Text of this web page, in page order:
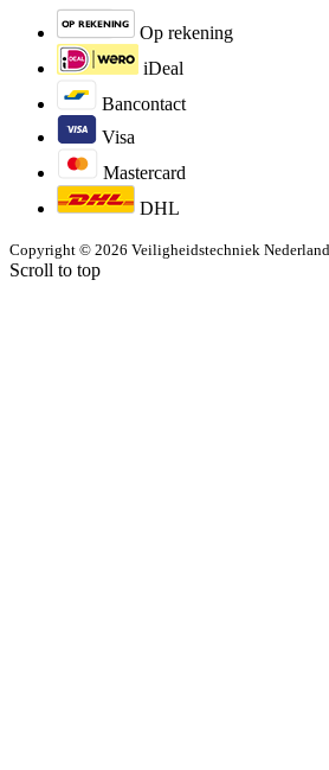
Op rekening
iDeal
Bancontact
Visa
Mastercard
DHL
Copyright © 2026 Veiligheidstechniek
Scroll to top